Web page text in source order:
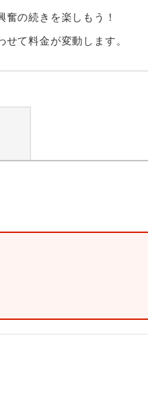
の続きを楽しもう！
て料金が変動します。